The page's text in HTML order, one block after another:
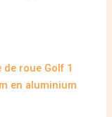
de roue Golf 1
en aluminium